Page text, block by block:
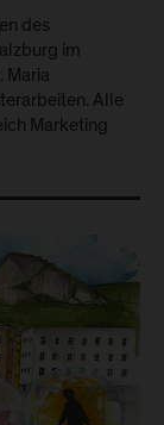
des
im
Maria
Alle
Marketing